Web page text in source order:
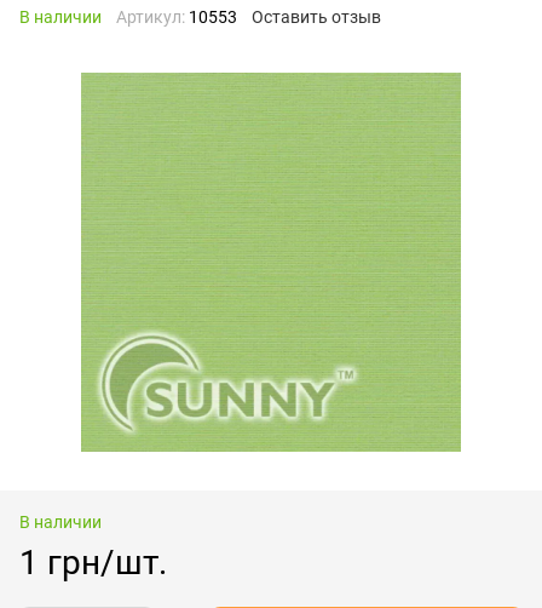
В наличии Артикул: 10553 Оставить отзыв
В наличии
1 грн/шт.